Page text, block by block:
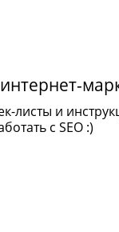
листы и
с SEO :)